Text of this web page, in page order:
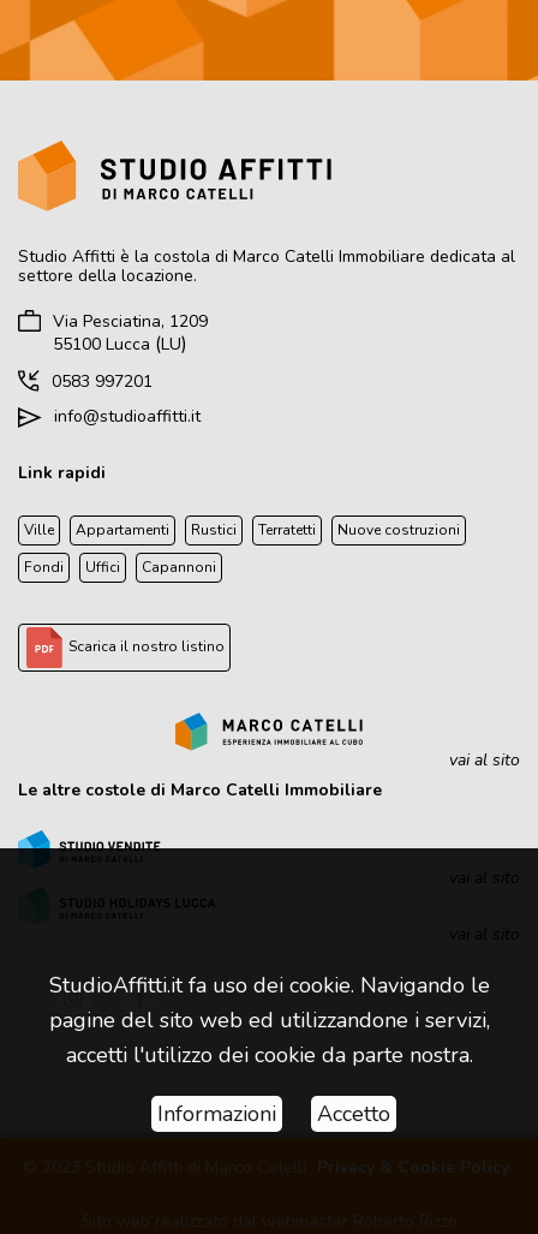
Studio Affitti è la costola di Marco Catelli Immobiliare dedicata al
settore della locazione.
Via Pesciatina, 1209
55100 Lucca (LU)
0583 997201
info@studioaffitti.it
Link rapidi
Ville Appartamenti Rustici Terratetti
Nuove costruzioni
Fondi
Uffici Capannoni
Scarica il nostro listino
vai al sito
Le altre costole di Marco Catelli Immobiliare
© 2023 Studio Affitti di Marco Catelli Privacy & Cookie Policy
Sito web realizzato dal webmaster Roberto Rizzo
StudioAffitti.it fa uso dei cookie. Navigando le
pagine del sito web ed utilizzandone i servizi,
accetti l'utilizzo dei cookie da parte nostra.
Informazioni Accetto